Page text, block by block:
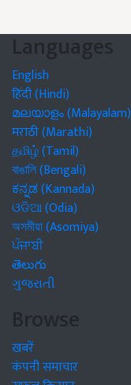
Languages
English
हिंदी (Hindi)
മലയാളം (Malayalam)
मराठी (Marathi)
தமிழ் (Tamil)
বাঙালি (Bengali)
ಕನ್ನಡ (Kannada)
ଓଡିଆ (Odia)
অসমীয়া (Asomiya)
ਪੰਜਾਬੀ
తెలుగు
ગુજરાતી
Browse
खबरें
कंपनी समाचार